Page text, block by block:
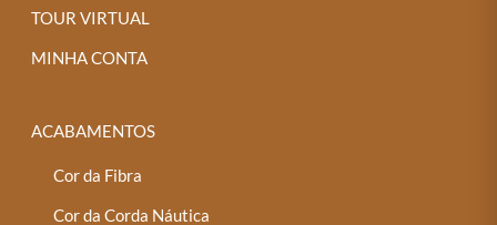
TOUR VIRTUAL
MINHA CONTA
ACABAMENTOS
Cor da Fibra
Cor da Corda Náutica